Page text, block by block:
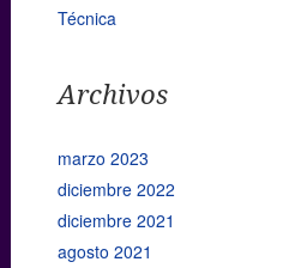
Técnica
Archivos
marzo 2023
diciembre 2022
diciembre 2021
agosto 2021